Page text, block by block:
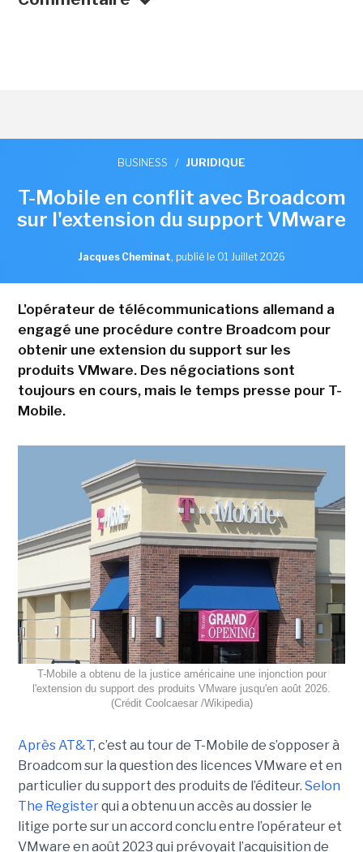
BUSINESS / JURIDIQUE
T-Mobile en conflit avec Broadcom
sur l'extension du support VMware
Jacques Cheminat, publié le 01 Juillet 2026
L'opérateur de télécommunications allemand a
engagé une procédure contre Broadcom pour
obtenir une extension du support sur les
produits VMware. Des négociations sont
toujours en cours, mais le temps presse pour T-
Mobile.
T-Mobile a obtenu de la justice américaine une injonction pour
l'extension du support des produits VMware jusqu'en août 2026.
(Crédit Coolcaesar /Wikipedia)
Après AT&T, c’est au tour de T-Mobile de s’opposer à
Broadcom sur la question des licences VMware et en
particulier du support des produits de l’éditeur. Selon
The Registerqui a obtenu un accès au dossier le
litige porte sur un accord conclu entre l’opérateur et
VMware en août 2023 qui prévoyait l’acquisition de